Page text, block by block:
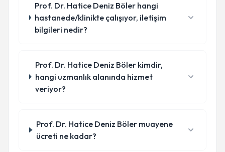
Prof. Dr. Hatice Deniz Böler hangi
hastanede/klinikte çalışıyor, iletişim
bilgileri nedir?
Prof. Dr. Hatice Deniz Böler kimdir,
hangi uzmanlık alanında hizmet
veriyor?
Prof. Dr. Hatice Deniz Böler muayene
ücreti ne kadar?